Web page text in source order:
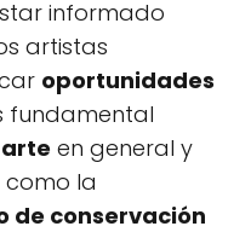
informado
artistas
oportunidades
fundamental
en general y
la
de conservación